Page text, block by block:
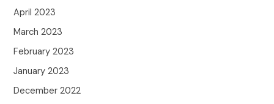
April 2023
March 2023
February 2023
January 2023
December 2022